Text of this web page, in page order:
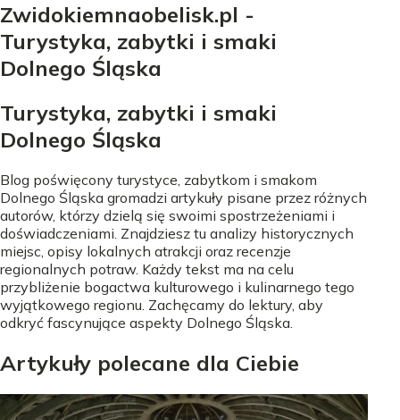
Zwidokiemnaobelisk.pl -
Turystyka, zabytki i smaki
Dolnego Śląska
Turystyka, zabytki i smaki
Dolnego Śląska
Blog poświęcony turystyce, zabytkom i smakom
Dolnego Śląska gromadzi artykuły pisane przez różnych
autorów, którzy dzielą się swoimi spostrzeżeniami i
doświadczeniami. Znajdziesz tu analizy historycznych
miejsc, opisy lokalnych atrakcji oraz recenzje
regionalnych potraw. Każdy tekst ma na celu
przybliżenie bogactwa kulturowego i kulinarnego tego
wyjątkowego regionu. Zachęcamy do lektury, aby
odkryć fascynujące aspekty Dolnego Śląska.
Artykuły polecane dla Ciebie